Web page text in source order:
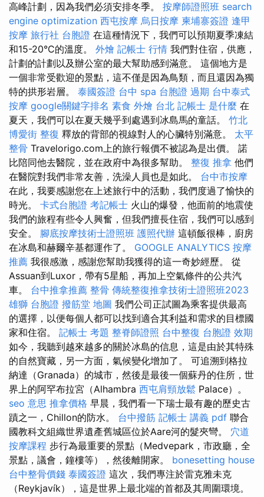
高峰計劃，因為我們必須安排冬季。 按摩師證照班 search
engine optimization 西屯按摩 烏日按摩 柬埔寨簽證 逢甲
按摩 旅行社 台胞證 在這種情況下，我們可以預期夏季凍結
和15-20°C的溫度。 外燴 記帳士 行情 我們對住宿，供應，
計劃的計劃以及辦公室的最大幫助感到滿意。 這個地方是
一個非常受歡迎的景點，這不僅是因為鳥類，而且還因為獨
特的拱形岩層。 泰國簽證 台中 spa 台胞證 過期 台中泰式
按摩 google關鍵字排名 素食 外燴 台北 記帳士 是什麼 在
夏天，我們可以在夏天幾乎到處遇到冰島馬的童話。 竹北
博愛街 整復 釋放的背部的視線對人的心臟特別滿意。 太平
整骨 Travelorigo.com上的旅行報價不被認為是出價。 諾
比陪同他去醫院，並在政府中為很多幫助。 整復 推拿 他們
在醫院對我們非常友善，洗澡人員也是如此。 台中市按摩
在此，我要感謝您在上述旅行中的活動，我們度過了愉快的
時光。 卡式台胞證 考記帳士 火山的爆發，他面前的地震使
我們的旅程有些令人興奮，但我們擅長住宿，我們可以感到
安全。 腳底按摩技術士證照班 護照代辦 這頓飯很棒，廚房
在冰島和赫爾辛基都運作了。 GOOGLE ANALYTICS 按摩
推薦 我很感激，感謝您幫助我獲得的這一奇妙經歷。 從
Assuan到Luxor，帶有5星船，再加上空氣條件的公共汽
車。 台中推拿推薦 整骨 傳統整復推拿技術士證照班2023
雄獅 台胞證 撥筋堂 地圖 我們公司正試圖為乘客提供最高
的選擇，以便每個人都可以找到適合其利益和需求的目標國
家和住宿。 記帳士 考題 整脊師證照 台中整復 台胞證 效期
如今，我聽到越來越多的關於冰島的信息，這是由於其特殊
的自然寶藏，另一方面，氣候變化增加了。 可追溯到格拉
納達（Granada）的城市，然後是最後一個蘇丹的住所，世
界上的阿罕布拉宮（Alhambra 西屯肩頸放鬆 Palace）。
seo 意思 推拿價格 早晨，我們看一下瑞士最有趣的歷史古
蹟之一，Chillon的防水。 台中撥筋 記帳士 講義 pdf 聯合
國教科文組織世界遺產舊城區位於Aare河的髮夾彎。 穴道
按摩課程 步行為最重要的景點（Medvepark，市政廳，全
景點，議會，鐘樓等），然後離開家。 bonesetting house
台中整骨價錢 泰國簽證 這次，我們專注於雷克雅未克
（Reykjavík），這是世界上最北端的首都及其周圍環境。